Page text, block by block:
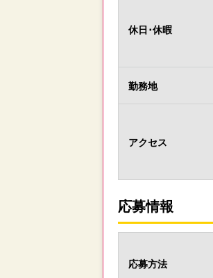
休日･休暇
勤務地
アクセス
応募情報
応募方法